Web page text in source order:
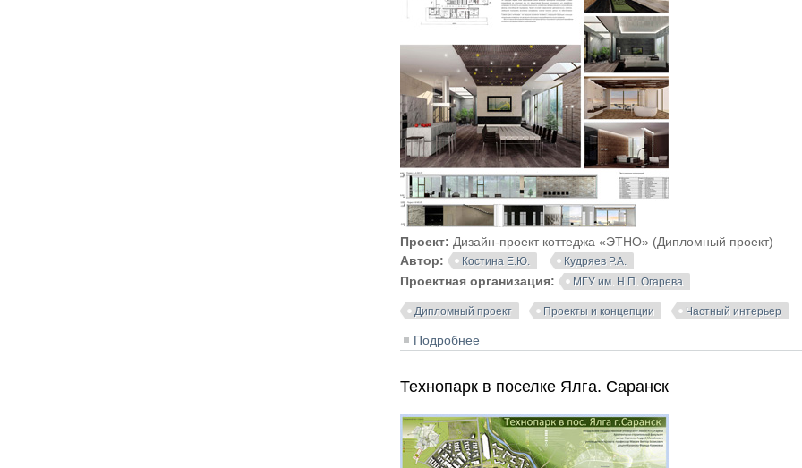
Проект: Дизайн-проект коттеджа «ЭТНО» (Дипломный проект)
Автор:
Костина Е.Ю. Кудряев Р.А.
Проектная организация: МГУ им. Н.П. Огарева
Дипломный проект Проекты и концепции Частный интерьер
Подробнее
Технопарк в поселке Ялга. Саранск